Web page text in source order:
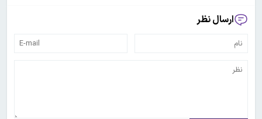
ارسال نظر